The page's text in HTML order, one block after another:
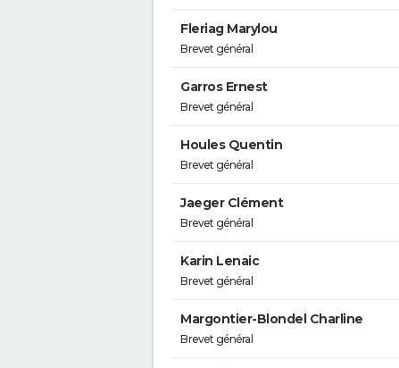
Fleriag Marylou
Brevet général
Garros Ernest
Brevet général
Houles Quentin
Brevet général
Jaeger Clément
Brevet général
Karin Lenaic
Brevet général
Margontier-Blondel Charline
Brevet général